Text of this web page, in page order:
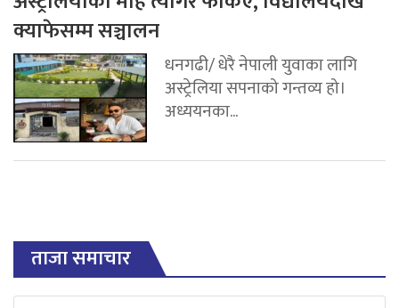
क्याफेसम्म सञ्चालन
धनगढी/ धेरै नेपाली युवाका लागि
अस्ट्रेलिया सपनाको गन्तव्य हो।
अध्ययनका...
ताजा समाचार